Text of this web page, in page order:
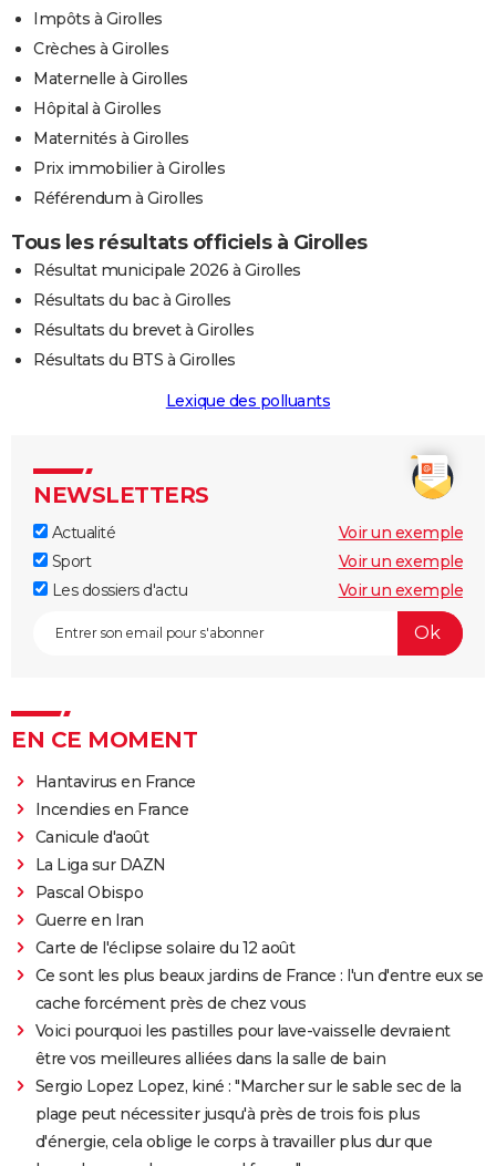
Impôts à Girolles
Crèches à Girolles
Maternelle à Girolles
Hôpital à Girolles
Maternités à Girolles
Prix immobilier à Girolles
Référendum à Girolles
Tous les résultats officiels à Girolles
Résultat municipale 2026 à Girolles
Résultats du bac à Girolles
Résultats du brevet à Girolles
Résultats du BTS à Girolles
Lexique des polluants
NEWSLETTERS
Actualité
Voir un exemple
Sport
Voir un exemple
Les dossiers d'actu
Voir un exemple
EN CE MOMENT
Hantavirus en France
Incendies en France
Canicule d'août
La Liga sur DAZN
Pascal Obispo
Guerre en Iran
Carte de l'éclipse solaire du 12 août
Ce sont les plus beaux jardins de France : l'un d'entre eux se
cache forcément près de chez vous
Voici pourquoi les pastilles pour lave-vaisselle devraient
être vos meilleures alliées dans la salle de bain
Sergio Lopez Lopez, kiné : "Marcher sur le sable sec de la
plage peut nécessiter jusqu'à près de trois fois plus
d'énergie, cela oblige le corps à travailler plus dur que